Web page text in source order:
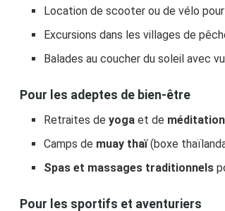
Location de scooter ou de vélo pour
Excursions dans les villages de
Balades au coucher du soleil avec
Pour les adeptes de bien-être
Retraites deyoga et de méditation
Camps de muay thaï(boxe
Spas et massages traditionnels
Pour les sportifs et aventuriers